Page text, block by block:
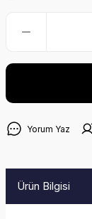
Yorum Yaz
Ürün Bilgisi